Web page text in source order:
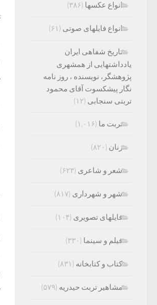
انواع عکسها (۳۸۶)
انواع فایلهای صوتی (۶۱)
تاریخ شفاهی ایران
یادداشتهایی از همشهری
پژوهشگر، نویسنده ، روز نامه
نگار پیشکسوت آقای محمود
تربتی سنجابی (۱۲)
تربت ما (۱,۰۱۶)
زنان (۸۲۰)
شعر و شاعری (۶۲۳)
شهر و شهرداری (۸۱۷)
فایلهای تصویری (۱۰۴)
فیلم و سینما (۳۳۰)
کتاب و کتابخانه (۸۳۱)
مشاهیر تربت حیدریه (۵۷۹)